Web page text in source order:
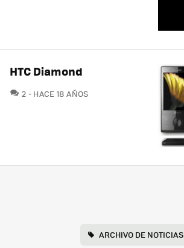
HTC Diamond
2 COMENTARIOS
HACE 18 AÑOS
ARCHIVO DE NOTICIAS